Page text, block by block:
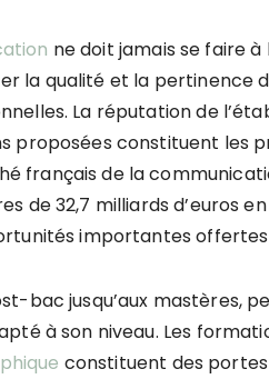
ne doit jamais se faire
la qualité et la pertinence
La réputation de
proposées constituent les
français de la
de 32,7 milliards d’euros
importantes
bac jusqu’aux mastères,
à son niveau. Les
constituent des portes